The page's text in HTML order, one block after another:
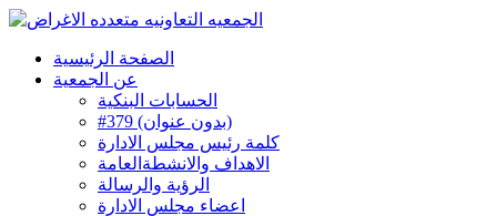
الصفحة الرئيسية
عن الجمعية
الحسابات البنكية
#379 (بدون عنوان)
كلمة رئيس مجلس الادارة
الاهداف والانشطةالعامة
الرؤية والرسالة
اعضاء مجلس الادارة